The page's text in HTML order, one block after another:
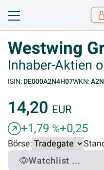
Toggle navigation
Westwing
Inhaber-Aktien
ISIN: DE000A2N4H07WKN:
14,20 EUR
+1,79 %+0,25
Börse:
Watchlist ...